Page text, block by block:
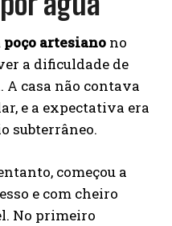
poço artesiano no
a dificuldade de
casa não contava
e a expectativa era
subterrâneo.
começou a
e com cheiro
No primeiro